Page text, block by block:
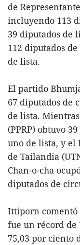
de
incluyendo 113
39 diputados de
112 diputados
de lista.
El partido
67 diputados de
de lista.
(PPRP) obtuvo
uno de lista, y el
de Tailandia
Chan-o-cha
diputados de
Ittiporn
fue un récord de
75,03 por ciento